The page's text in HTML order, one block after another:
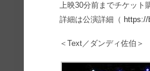
上映30分前までチケット
詳細は公演詳細（ https://
＜Text／ダンディ佐伯＞